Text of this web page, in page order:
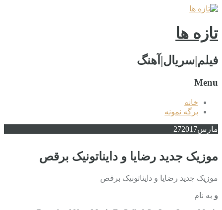
تازه ها
فیلم|سریال|آهنگ
Menu
خانه
برگه نمونه
مارس 272017
موزیک جدید رضایا و دایناتونیک برقص
موزیک جدید رضایا و دایناتونیک برقص
و به نام